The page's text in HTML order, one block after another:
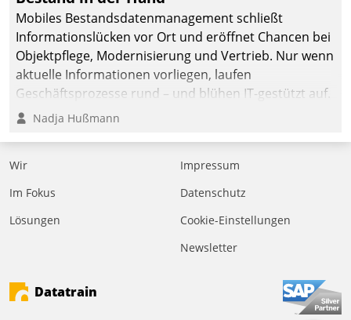
Mobiles Bestandsdatenmanagement schließt
Informationslücken vor Ort und eröffnet Chancen bei
Objektpflege, Modernisierung und Vertrieb. Nur wenn
aktuelle Informationen vorliegen, laufen
Geschäftsprozesse rund – und blühen IT-gestützt auf.
Nadja Hußmann
Wir
Im Fokus
Lösungen
Impressum
Datenschutz
Cookie-Einstellungen
Newsletter
Datatrain